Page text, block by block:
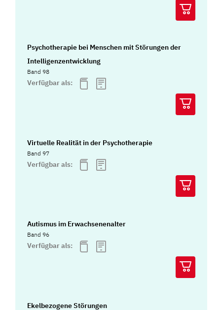
Psychotherapie bei Menschen mit Störungen der
Intelligenzentwicklung
Band 98
Verfügbar als:
Virtuelle Realität in der Psychotherapie
Band 97
Verfügbar als:
Autismus im Erwachsenenalter
Band 96
Verfügbar als:
Ekelbezogene Störungen